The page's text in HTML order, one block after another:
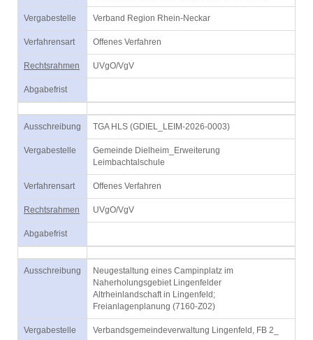
Vergabestelle Verband Region Rhein-Neckar
Verfahrensart Offenes Verfahren
Rechtsrahmen UVgO/VgV
Abgabefrist
Ausschreibung TGA HLS (GDIEL_LEIM-2026-0003)
Vergabestelle
Gemeinde Dielheim_Erweiterung
Leimbachtalschule
Verfahrensart Offenes Verfahren
Rechtsrahmen UVgO/VgV
Abgabefrist
Ausschreibung
Neugestaltung eines Campinplatz im
Naherholungsgebiet Lingenfelder
Altrheinlandschaft in Lingenfeld;
Freianlagenplanung (7160-Z02)
Vergabestelle Verbandsgemeindeverwaltung Lingenfeld, FB 2_